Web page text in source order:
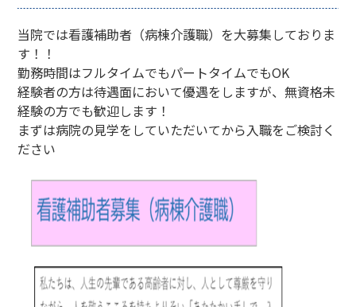
当院では看護補助者（病棟介護職）を大募集しておりま
す！！
勤務時間はフルタイムでもパートタイムでもOK
経験者の方は待遇面において優遇をしますが、無資格未
経験の方でも歓迎します！
まずは病院の見学をしていただいてから入職をご検討く
ださい